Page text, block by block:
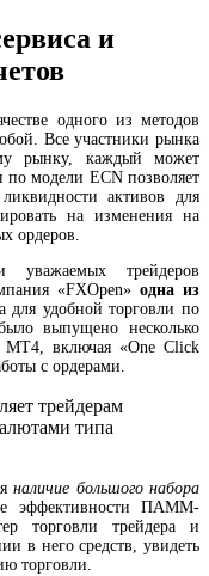
и
одного из методов
Все участники рынка
рынку, каждый может
по модели ECN позволяет
активов для
на изменения на
ордеров.
уважаемых трейдеров
«FXOpen» одна из
для удобной торговли по
выпущено несколько
включая «One Click
с ордерами.
трейдерам
типа
наличие большого набора
эффективности ПАММ-
торговли трейдера и
в него средств, увидеть
торговли.